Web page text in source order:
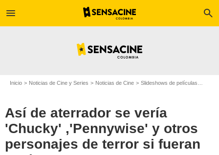
menu search
Inicio Noticias de Cine y Series Noticias de Cine Slideshows de películas
Así de aterrador se vería
'Chucky' ,'Pennywise' y otros
personajes de terror si fueran